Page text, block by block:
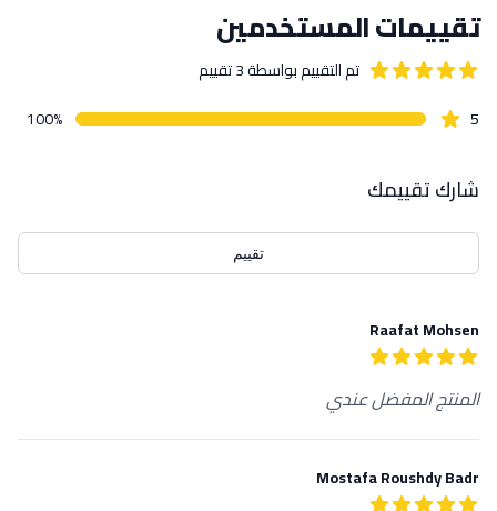
تقييمات المستخدمين
تم التقييم بواسطة3تقييم
بيانات التقييمات
5
star reviews
100%
شارك تقييمك
تقييم
احدث التقييمات
Raafat Mohsen
المنتج المفضل عندي
Mostafa Roushdy Badr